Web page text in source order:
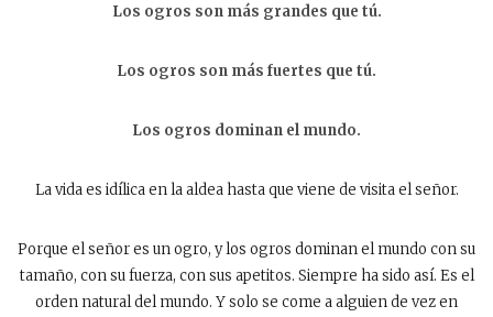
Los ogros son más grandes que tú.
Los ogros son más fuertes que tú.
Los ogros dominan el mundo.
La vida es idílica en la aldea hasta que viene de visita el señor.
Porque el señor es un ogro, y los ogros dominan el mundo con su
tamaño, con su fuerza, con sus apetitos. Siempre ha sido así. Es el
orden natural del mundo. Y solo se come a alguien de vez en